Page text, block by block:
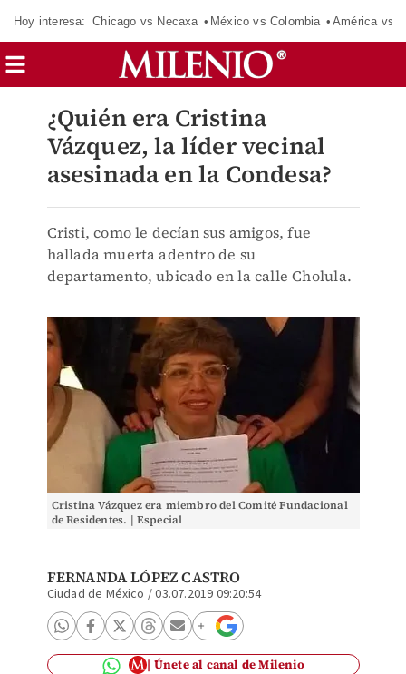
Hoy interesa: Chicago vs Necaxa México vs Colombia América vs
¿Quién era Cristina
Vázquez, la líder vecinal
asesinada en la Condesa?
Cristi, como le decían sus amigos, fue
hallada muerta adentro de su
departamento, ubicado en la calle Cholula.
Cristina Vázquez era miembro del Comité Fundacional
de Residentes. | Especial
FERNANDA LÓPEZ CASTRO
Ciudad de México /03.07.2019 09:20:54
Únete al canal de Milenio